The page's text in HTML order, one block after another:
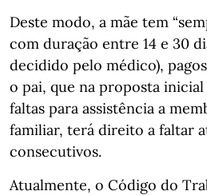
Deste modo, a mãe tem
com duração entre 14 e 30
decidido pelo médico),
o pai, que na proposta
faltas para assistência a
familiar, terá direito a faltar
consecutivos.
Atualmente, o Código do